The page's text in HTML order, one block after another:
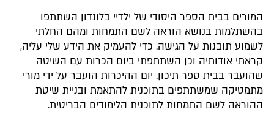
המורים בבית הספר היסודי של ילדיי בלונדון השתתפו
בהשתלמות בנושא הוראה לשם התמחות ומהם החלתי
לשמוע תובנות על הגישה. כדי להעמיק את הידע שלי עליה,
קראתי אודותיה וכן השתתפתי ביום הכרות עם השיטה
שהועבר בבית ספר תיכון. יום ההיכרות הועבר על ידי מורי
מתמטיקה שמשתתפים בתוכנית להתאמת ובניית שיטת
ההוראה לשם התמחות לתוכנית הלימודים הבריטית.